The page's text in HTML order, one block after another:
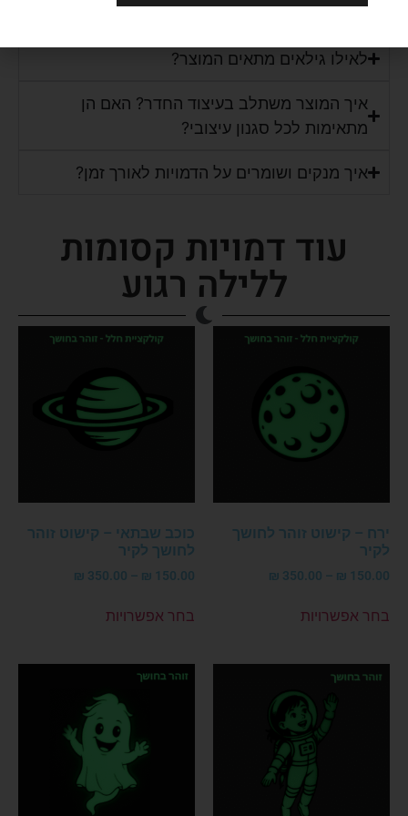
משטח?
כמה זמן המוצר באמת זוהר ואיך "טוענים" אותו?
לאילו גילאים מתאים המוצר?
מתאימות לכל סגנון עיצובי?
עוד דמויות קסומות
ללילה רגוע
ירח – קישוט זוהר לחושך
150.00
₪
–
350.00
כוכב שבתאי – קישוט זוהר
150.00
₪
–
350.00